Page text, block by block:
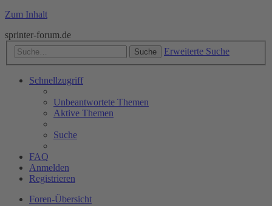
Zum Inhalt
sprinter-forum.de
Suche Erweiterte Suche
Schnellzugriff
Unbeantwortete Themen
Aktive Themen
Suche
FAQ
Anmelden
Registrieren
Foren-Übersicht